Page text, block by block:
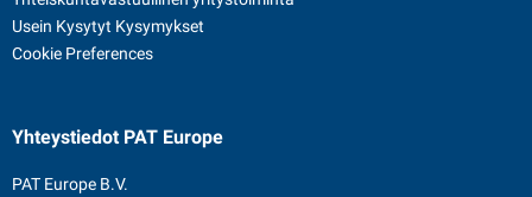
Usein Kysytyt Kysymykset
Cookie Preferences
YhteystiedotPAT Europe
PAT Europe B.V.